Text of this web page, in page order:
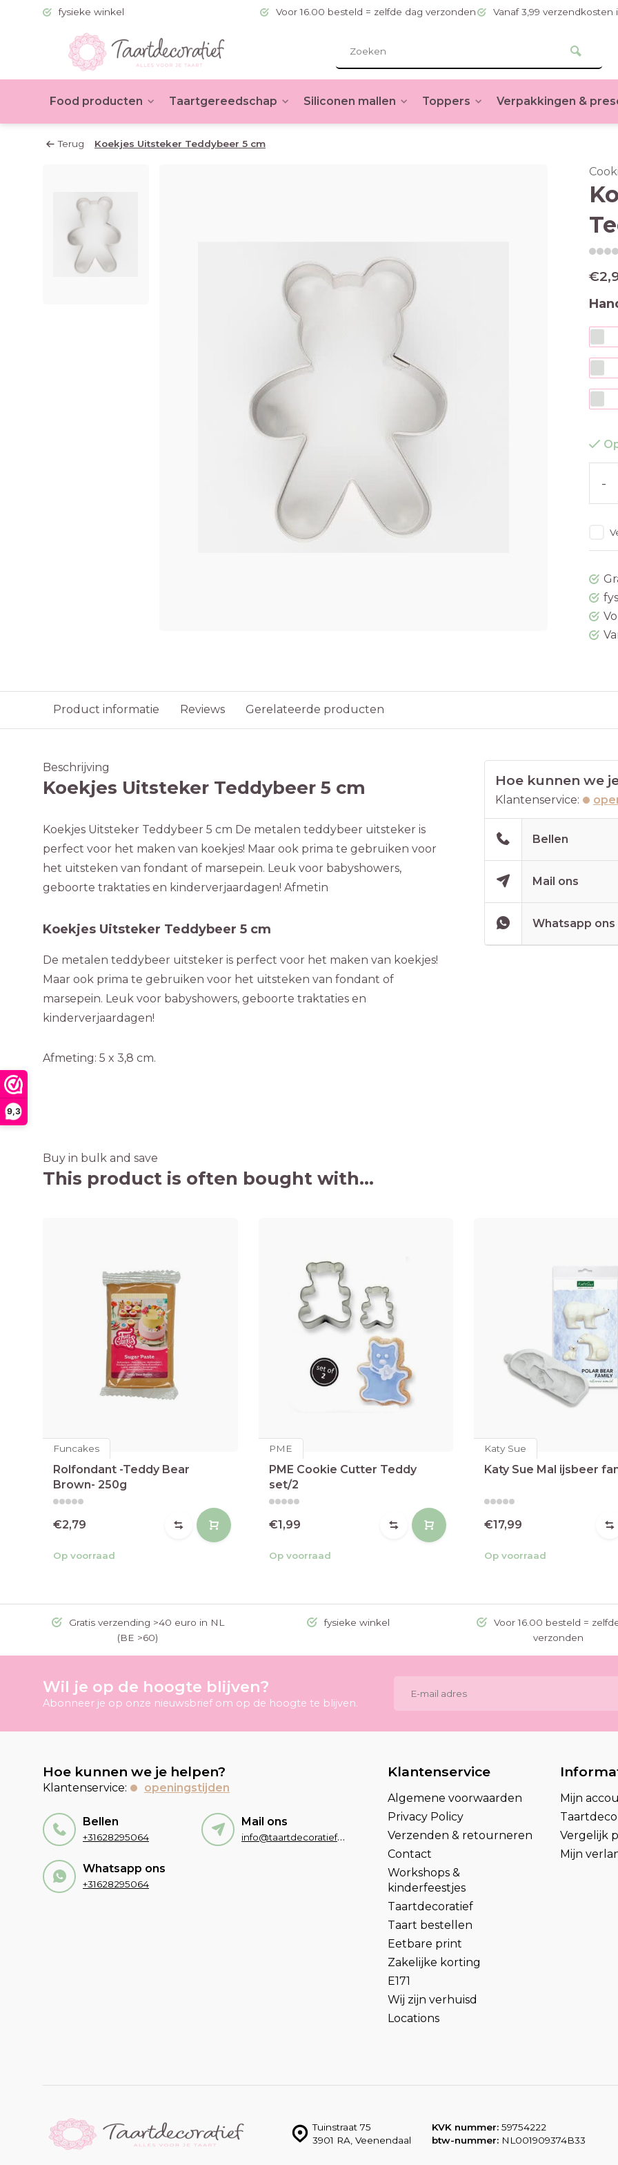
9,3
fysieke winkel Voor 16.00 besteld = zelfde dag verzonden Vanaf 3,99 verzendkosten
Food producten Taartgereedschap Siliconen mallen Toppers Verpakkingen &
Terug Koekjes Uitsteker Teddybeer 5 cm
-
Product informatie Reviews Gerelateerde producten
Beschrijving
Koekjes Uitsteker Teddybeer 5 cm
Koekjes Uitsteker Teddybeer 5 cm De metalen teddybeer uitsteker is
perfect voor het maken van koekjes! Maar ook prima te gebruiken voor
het uitsteken van fondant of marsepein. Leuk voor babyshowers,
geboorte traktaties en kinderverjaardagen! Afmetin
Koekjes Uitsteker Teddybeer 5 cm
De metalen teddybeer uitsteker is perfect voor het maken van koekjes!
Maar ook prima te gebruiken voor het uitsteken van fondant of
marsepein. Leuk voor babyshowers, geboorte traktaties en
kinderverjaardagen!
Afmeting: 5 x 3,8 cm.
Hoe kunnen we
Klantenservice:
Bellen
Mail ons
Whatsapp ons
Buy in bulk and save
This product is often bought with...
Funcakes
Rolfondant -Teddy Bear
Brown- 250g
€2,79
Op voorraad
PME
PME Cookie Cutter Teddy
set/2
€1,99
Op voorraad
Katy Sue
Katy Sue Mal ijsbeer
€17,99
Op voorraad
Gratis verzending >40 euro in NL
(BE >60)
fysieke winkel
Voor 16.00 besteld =
verzonden
Wil je op de hoogte blijven?
Abonneer je op onze nieuwsbrief om op de hoogte te blijven.
Hoe kunnen we je helpen?
Klantenservice: openingstijden
Bellen
+31628295064
Mail ons
info@taartdecoratief.nl
Whatsapp ons
+31628295064
Klantenservice
Algemene voorwaarden
Privacy Policy
Verzenden & retourneren
Contact
Workshops &
kinderfeestjes
Taartdecoratief
Taart bestellen
Eetbare print
Zakelijke korting
E171
Wij zijn verhuisd
Locations
Mijn
Vergelijk
Mijn
Tuinstraat 75
3901 RA, Veenendaal
KVK nummer: 59754222
btw-nummer: NL001909374B33